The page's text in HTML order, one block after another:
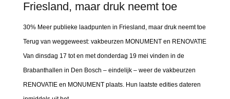
Friesland, maar druk neemt toe
30% Meer publieke laadpunten in Friesland, maar druk neemt toe
Terug van weggeweest: vakbeurzen MONUMENT en RENOVATIE
Van dinsdag 17 tot en met donderdag 19 mei vinden in de
Brabanthallen in Den Bosch – eindelijk – weer de vakbeurzen
RENOVATIE en MONUMENT plaats. Hun laatste edities dateren